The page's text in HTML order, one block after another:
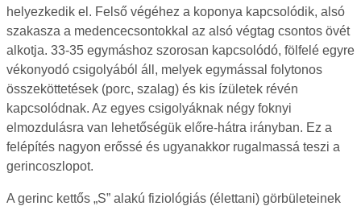
helyezkedik el. Felső végéhez a koponya kapcsolódik, alsó
szakasza a medencecsontokkal az alsó végtag csontos övét
alkotja. 33-35 egymáshoz szorosan kapcsolódó, fölfelé egyre
vékonyodó csigolyából áll, melyek egymással folytonos
összeköttetések (porc, szalag) és kis ízületek révén
kapcsolódnak. Az egyes csigolyáknak négy foknyi
elmozdulásra van lehetőségük előre-hátra irányban. Ez a
felépítés nagyon erőssé és ugyanakkor rugalmassá teszi a
gerincoszlopot.
A gerinc kettős „S” alakú fiziológiás (élettani) görbületeinek